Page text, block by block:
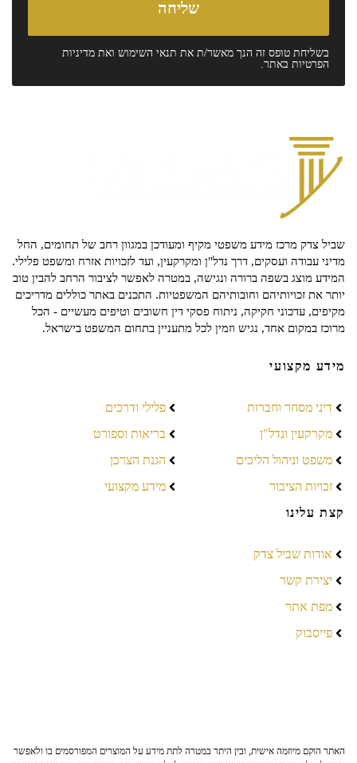
בשליחת טופס זה הנך מאשר/ת את תנאי השימוש ואת מדיניות
הפרטיות באתר.
שביל צדק מרכז מידע משפטי מקיף ומעודכן במגוון רחב של תחומים, החל
מדיני עבודה ועסקים, דרך נדל"ן ומקרקעין, ועד לזכויות אזרח ומשפט פלילי.
המידע מוצג בשפה ברורה ונגישה, במטרה לאפשר לציבור הרחב להבין טוב
יותר את זכויותיהם וחובותיהם המשפטיות. התכנים באתר כוללים מדריכים
מקיפים, עדכוני חקיקה, ניתוח פסקי דין חשובים וטיפים מעשיים - הכל
מרוכז במקום אחד, נגיש וזמין לכל מתעניין בתחום המשפט בישראל.
מידע מקצועי
דיני מסחר וחברות
מקרקעין ונדל"ן
משפט וניהול הליכים
זכויות הציבור
פלילי ודרכים
בריאות וספורט
הגנת הצרכן
מידע מקצועי
קצת עלינו
אודות שביל צדק
יצירת קשר
מפת אתר
פייסבוק
האתר הוקם מיוזמה אישית, ובין היתר במטרה לתת מידע על המוצרים המפורסמים בו ולאפשר